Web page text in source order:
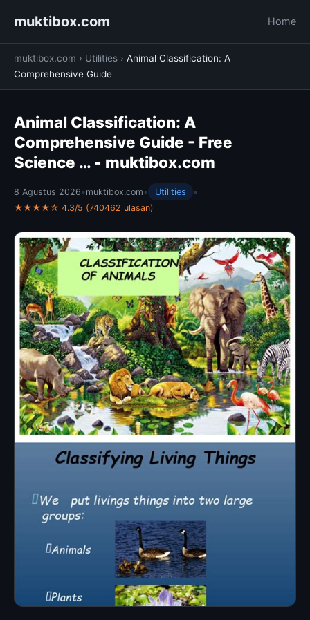
muktibox.com Home
muktibox.com › Utilities › Animal Classification: A
Comprehensive Guide
Animal Classification: A
Comprehensive Guide - Free
Science … - muktibox.com
8 Agustus 2026 • muktibox.com • Utilities
•
★★★★☆ 4.3/5 (740462 ulasan)